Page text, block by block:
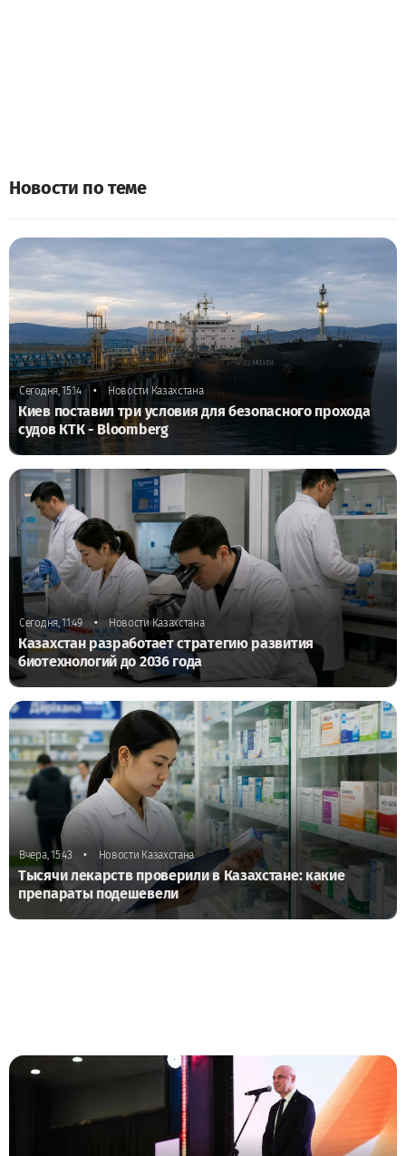
Новости по теме
Сегодня, 15:14 • Новости Казахстана
Киев поставил три условия для безопасного прохода
судов КТК - Bloomberg
Сегодня, 11:49 • Новости Казахстана
Казахстан разработает стратегию развития
биотехнологий до 2036 года
Вчера, 15:43 • Новости Казахстана
Тысячи лекарств проверили в Казахстане: какие
препараты подешевели